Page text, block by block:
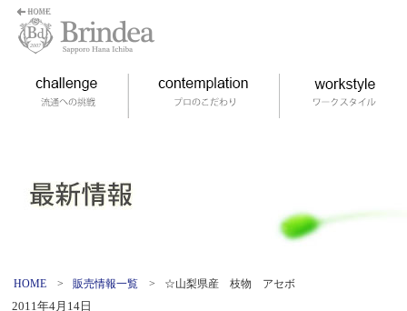
HOME > 販売情報一覧 > ☆山梨県産 枝物 アセボ
2011年4月14日